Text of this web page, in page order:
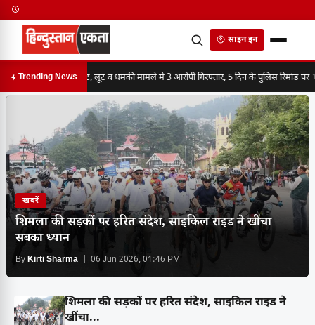
साइन इन
Trending Newsमारपीट, लूट व धमकी मामले में 3 आरोपी गिरफ्तार, 5 दिन के पुलिस रिमांड पर
खबरें
शिमला की सड़कों पर हरित संदेश, साइकिल राइड ने खींचा
सबका ध्यान
ByKirti Sharma | 06 Jun 2026, 01:46 PM
शिमला की सड़कों पर हरित संदेश, साइकिल राइड ने
खींचा...